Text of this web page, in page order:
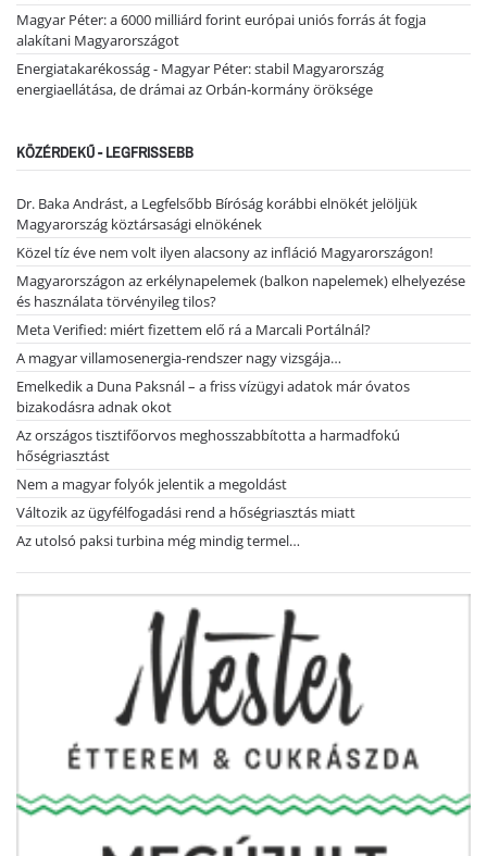
Magyar Péter: a 6000 milliárd forint európai uniós forrás át fogja
alakítani Magyarországot
Energiatakarékosság - Magyar Péter: stabil Magyarország
energiaellátása, de drámai az Orbán-kormány öröksége
KÖZÉRDEKŰ - LEGFRISSEBB
Dr. Baka Andrást, a Legfelsőbb Bíróság korábbi elnökét jelöljük
Magyarország köztársasági elnökének
Közel tíz éve nem volt ilyen alacsony az infláció Magyarországon!
Magyarországon az erkélynapelemek (balkon napelemek) elhelyezése
és használata törvényileg tilos?
Meta Verified: miért fizettem elő rá a Marcali Portálnál?
A magyar villamosenergia-rendszer nagy vizsgája…
Emelkedik a Duna Paksnál – a friss vízügyi adatok már óvatos
bizakodásra adnak okot
Az országos tisztifőorvos meghosszabbította a harmadfokú
hőségriasztást
Nem a magyar folyók jelentik a megoldást
Változik az ügyfélfogadási rend a hőségriasztás miatt
Az utolsó paksi turbina még mindig termel…